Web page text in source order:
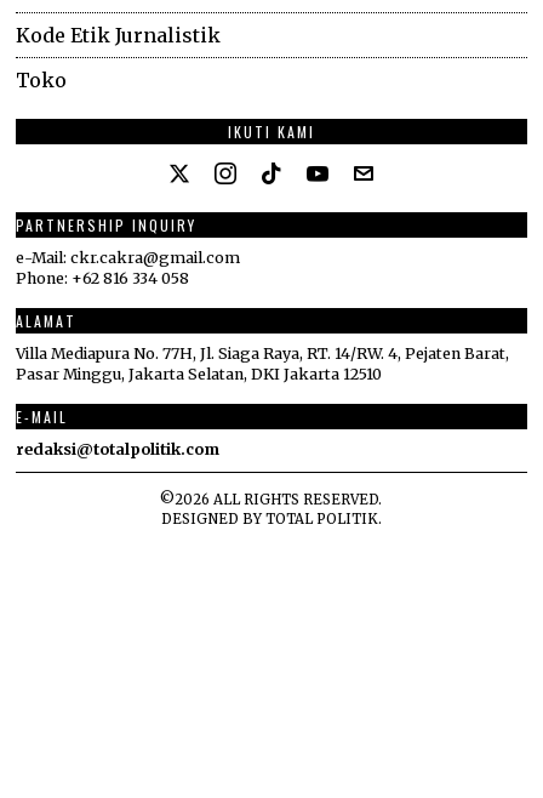
Kode Etik Jurnalistik
Toko
IKUTI KAMI
PARTNERSHIP INQUIRY
e-Mail: ckr.cakra@gmail.com
Phone: +62 816 334 058
ALAMAT
Villa Mediapura No. 77H, Jl. Siaga Raya, RT. 14/RW. 4, Pejaten Barat,
Pasar Minggu, Jakarta Selatan, DKI Jakarta 12510
E-MAIL
redaksi@totalpolitik.com
©2026 ALL RIGHTS RESERVED.
DESIGNED BYTOTAL POLITIK.